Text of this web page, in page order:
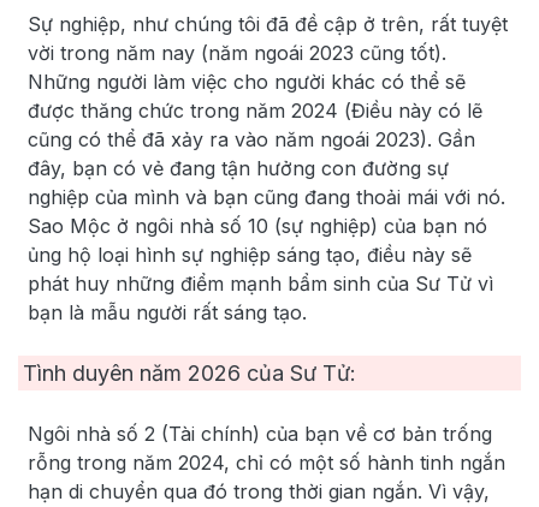
Sự nghiệp, như chúng tôi đã đề cập ở trên, rất tuyệt
vời trong năm nay (năm ngoái 2023 cũng tốt).
Những người làm việc cho người khác có thể sẽ
được thăng chức trong năm 2024 (Điều này có lẽ
cũng có thể đã xảy ra vào năm ngoái 2023). Gần
đây, bạn có vẻ đang tận hưởng con đường sự
nghiệp của mình và bạn cũng đang thoải mái với nó.
Sao Mộc ở ngôi nhà số 10 (sự nghiệp) của bạn nó
ủng hộ loại hình sự nghiệp sáng tạo, điều này sẽ
phát huy những điểm mạnh bẩm sinh của Sư Tử vì
bạn là mẫu người rất sáng tạo.
Tình duyên năm 2026 của Sư Tử:
Ngôi nhà số 2 (Tài chính) của bạn về cơ bản trống
rỗng trong năm 2024, chỉ có một số hành tinh ngắn
hạn di chuyển qua đó trong thời gian ngắn. Vì vậy,